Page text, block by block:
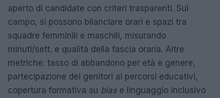
aperto di candidate con criteri trasparenti. Sul
campo, si possono bilanciare orari e spazi tra
squadre femminili e maschili, misurando
minuti/sett. e qualità della fascia oraria. Altre
metriche: tasso di abbandono per età e genere,
partecipazione dei genitori ai percorsi educativi,
copertura formativa su biase linguaggio inclusivo